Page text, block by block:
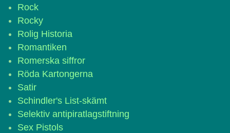
Rock
Rocky
Rolig Historia
Romantiken
Romerska siffror
Röda Kartongerna
Satir
Schindler's List-skämt
Selektiv antipiratlagstiftning
Sex Pistols